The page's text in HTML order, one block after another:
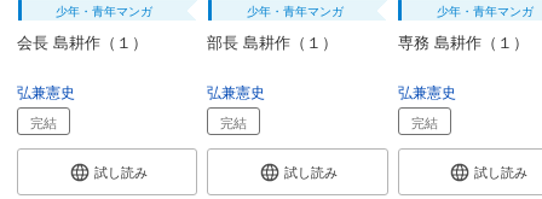
少年・青年マンガ
会長 島耕作（１）
弘兼憲史
完結
試し読み
少年・青年マンガ
部長 島耕作（１）
弘兼憲史
完結
試し読み
少年・青年マンガ
専務 島耕作（１）
弘兼憲史
完結
試し読み